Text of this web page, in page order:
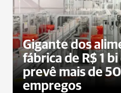
Gigante dos
fábrica de R$ 1 bi
prevê mais de
empregos